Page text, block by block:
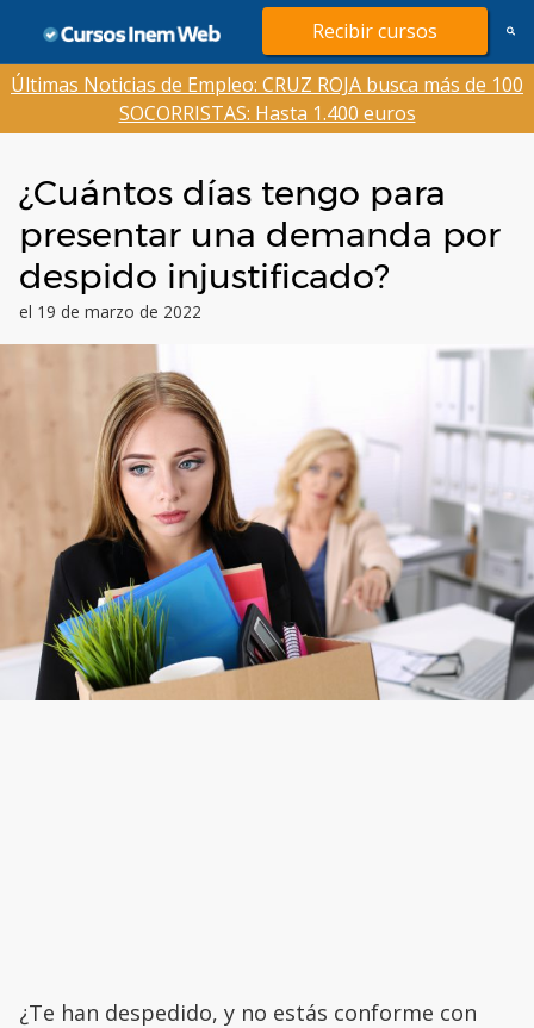
contenido
Recibir cursos
Últimas Noticias de Empleo: CRUZ ROJA busca más de 100
SOCORRISTAS: Hasta 1.400 euros
¿Cuántos días tengo para
presentar una demanda por
despido injustificado?
el 19 de marzo de 2022
¿Te han despedido, y no estás conforme con